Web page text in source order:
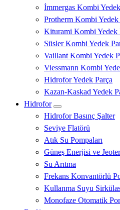
İmmergas Kombi
Protherm Kombi Yedek
Kiturami Kombi Yedek
Süsler Kombi Yedek
Vaillant Kombi Yedek
Viessmann Kombi
Hidrofor Yedek Parça
Kazan-Kaskad Yedek
Hidrofor
Hidrofor Basınç Şalter
Seviye Flatörü
Atık Su Pompaları
Güneş Enerjisi ve
Su Arıtma
Frekans Konvantörlü
Kullanma Suyu
Monofaze Otomatik